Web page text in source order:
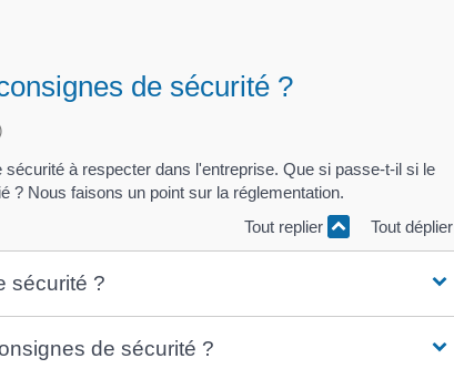
de sécurité ?
à respecter dans l'entreprise. Que si passe-t-il si le
? Nous faisons un point sur la réglementation.
Tout replier
Tout déplier
sécurité ?
de sécurité ?